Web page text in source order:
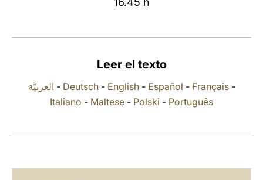
Leer el texto
العربيَّة - Deutsch- English- Español - Français-
Italiano - Maltese - Polski - Português